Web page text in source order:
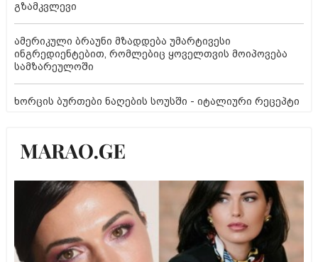
გზამკვლევი
ამერიკული ბრაუნი მზადდება უმარტივესი
ინგრედიენტებით, რომლებიც ყოველთვის მოიპოვება
სამზარეულოში
ხორცის ბურთები ნაღების სოუსში - იტალიური რეცეპტი